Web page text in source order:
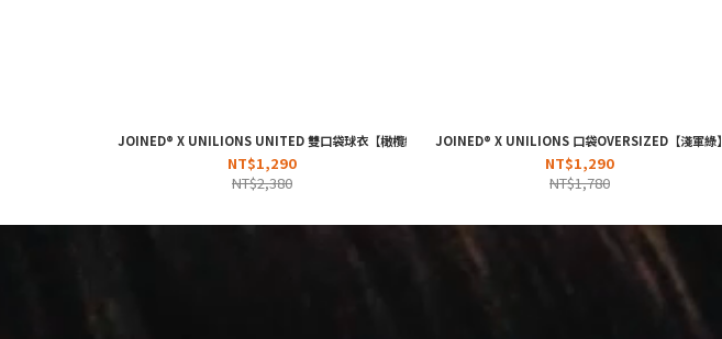
JOINED® X UNILIONS UNITED 雙口袋球衣【橄欖綠】
NT$1,290
NT$2,380
JOINED® X UNILIONS 口袋OVERSIZED【淺軍綠】
NT$1,290
NT$1,780